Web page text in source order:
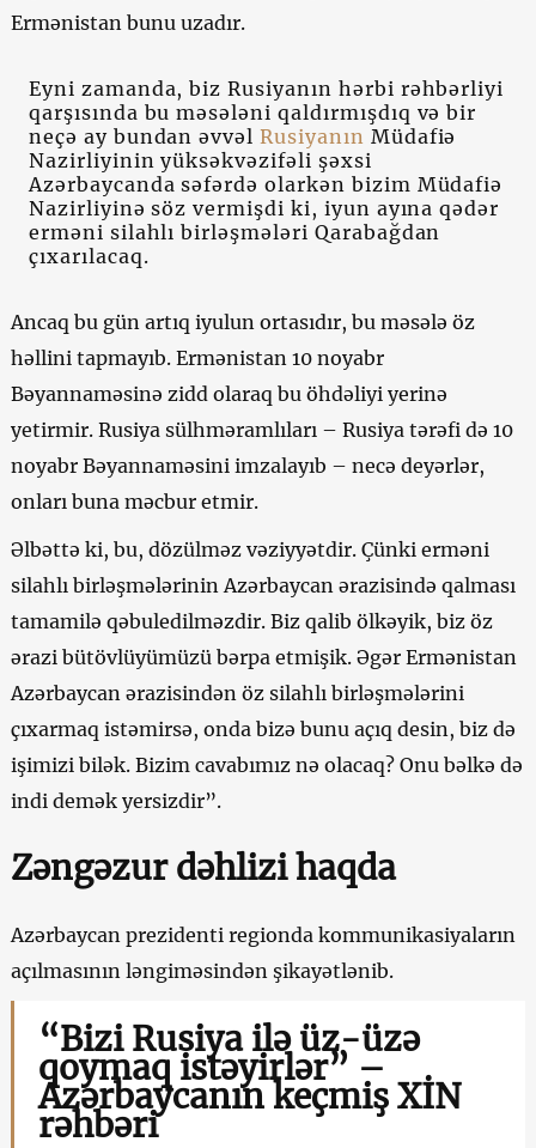
Ermənistan bunu uzadır.
Eyni zamanda, biz Rusiyanın hərbi rəhbərliyi
qarşısında bu məsələni qaldırmışdıq və bir
neçə ay bundan əvvəlRusiyanın Müdafiə
Nazirliyinin yüksəkvəzifəli şəxsi
Azərbaycanda səfərdə olarkən bizim Müdafiə
Nazirliyinə söz vermişdi ki, iyun ayına qədər
erməni silahlı birləşmələri Qarabağdan
çıxarılacaq.
Ancaq bu gün artıq iyulun ortasıdır, bu məsələ öz
həllini tapmayıb. Ermənistan 10 noyabr
Bəyannaməsinə zidd olaraq bu öhdəliyi yerinə
yetirmir. Rusiya sülhməramlıları – Rusiya tərəfi də 10
noyabr Bəyannaməsini imzalayıb – necə deyərlər,
onları buna məcbur etmir.
Əlbəttə ki, bu, dözülməz vəziyyətdir. Çünki erməni
silahlı birləşmələrinin Azərbaycan ərazisində qalması
tamamilə qəbuledilməzdir. Biz qalib ölkəyik, biz öz
ərazi bütövlüyümüzü bərpa etmişik. Əgər Ermənistan
Azərbaycan ərazisindən öz silahlı birləşmələrini
çıxarmaq istəmirsə, onda bizə bunu açıq desin, biz də
işimizi bilək. Bizim cavabımız nə olacaq? Onu bəlkə də
indi demək yersizdir”.
Zəngəzur dəhlizi haqda
Azərbaycan prezidenti regionda kommunikasiyaların
açılmasının ləngiməsindən şikayətlənib.
“Bizi Rusiya ilə üz-üzə
qoymaq istəyirlər” –
Azərbaycanın keçmiş XİN
rəhbəri